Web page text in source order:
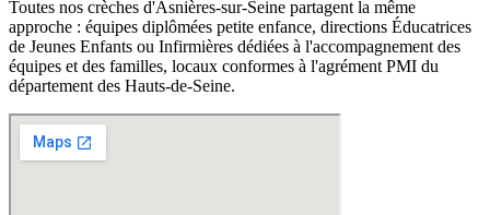
Toutes nos crèches d'Asnières-sur-Seine partagent la même
approche : équipes diplômées petite enfance, directions Éducatrices
de Jeunes Enfants ou Infirmières dédiées à l'accompagnement des
équipes et des familles, locaux conformes à l'agrément PMI du
département des Hauts-de-Seine.